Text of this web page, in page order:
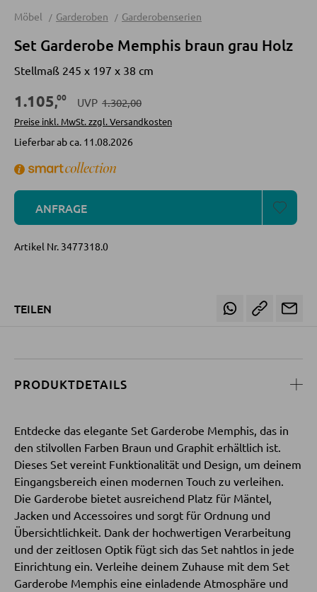
Sofas
Schlafsofas
Kommoden
Sideboards
Highboards
Lowboards
Anbauwände
Vitrinenschränke
TV-MÖBEL
TV-Elemente
Möbel Garderoben Garderobenserien
Set Garderobe Memphis braun grau Holz
Stellmaß 245 x 197 x 38 cm
1.105,00 UVP 1.302,00
Preise inkl. MwSt. zzgl. Versandkosten
Lieferbar ab ca. 11.08.2026
ANFRAGE
Artikel Nr. 3477318.0
TEILEN
PRODUKTDETAILS
Entdecke das elegante Set Garderobe Memphis, das in
den stilvollen Farben Braun und Graphit erhältlich ist.
Dieses Set vereint Funktionalität und Design, um deinem
Eingangsbereich einen modernen Touch zu verleihen.
Die Garderobe bietet ausreichend Platz für Mäntel,
Jacken und Accessoires und sorgt für Ordnung und
Übersichtlichkeit. Dank der hochwertigen Verarbeitung
und der zeitlosen Optik fügt sich das Set nahtlos in jede
Einrichtung ein. Verleihe deinem Zuhause mit dem Set
Garderobe Memphis eine einladende Atmosphäre und